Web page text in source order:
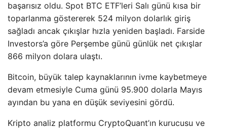
başarısız oldu. Spot BTC ETF’leri Salı günü kısa bir
toparlanma göstererek 524 milyon dolarlık giriş
sağladı ancak çıkışlar hızla yeniden başladı. Farside
Investors’a göre Perşembe günü günlük net çıkışlar
866 milyon dolara ulaştı.
Bitcoin, büyük talep kaynaklarının ivme kaybetmeye
devam etmesiyle Cuma günü 95.900 dolarla Mayıs
ayından bu yana en düşük seviyesini gördü.
Kripto analiz platformu CryptoQuant’ın kurucusu ve